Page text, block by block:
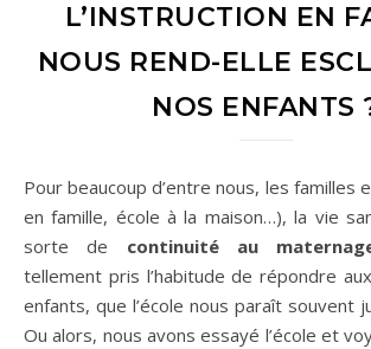
L’INSTRUCTION EN
NOUS REND-ELLE
NOS ENFANTS
Pour beaucoup d’entre nous, les familles en IEF (instruction
en famille, école à la maison…), la vie
sorte de continuité au
tellement pris l’habitude de répondre
enfants, que l’école nous paraît souvent
Ou alors, nous avons essayé l’école et